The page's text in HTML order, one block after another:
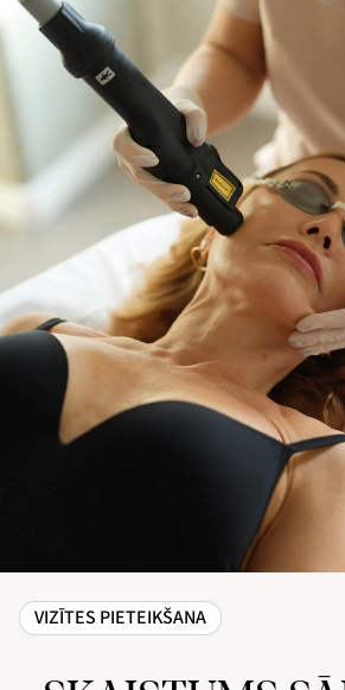
VIZĪTES PIETEIKŠANA